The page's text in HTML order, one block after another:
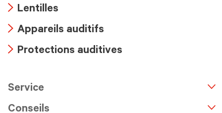
icon
icon
Lentilles
icon
Appareils auditifs
Protections auditives
Service
Conseils